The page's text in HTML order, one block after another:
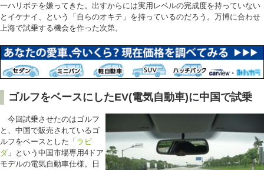
一ハリボテを嫌ってきた。出すからには実用レベルの完成度を持っていない
とイケナイ、という「自らのオキテ」を持っているのだろう。万博に合わせ
上海で試乗する機会を作った次第。
ゴルフをベースにしたEV(電気自動車)に中国で試乗
今回試乗させたのはゴルフ
と、中国で販売されているゴ
ルフをベースとした「 ラビ
ダ 」という中国市場専用4ドア
モデルの電気自動車仕様。日